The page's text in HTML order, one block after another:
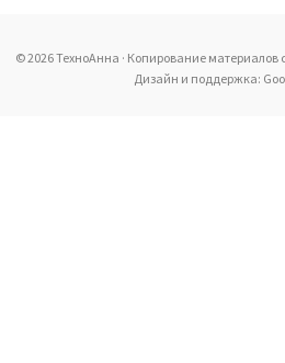
© 2026 ТехноАнна · Копирование
Дизайн и поддержка: